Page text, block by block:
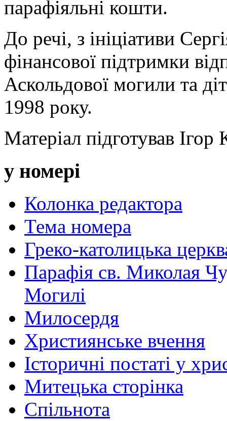
парафіяльні кошти.
До речі, з ініціативи
фінансової підтримки
Аскольдової могили та
1998 року.
Матеріал підготував
у номері
Колонка редактора
Тема номера
Греко-католицька
Парафія св. Миколая
Могилі
Милосердя
Християнське вчення
Історичні постаті у
Митецька сторінка
Спільнота